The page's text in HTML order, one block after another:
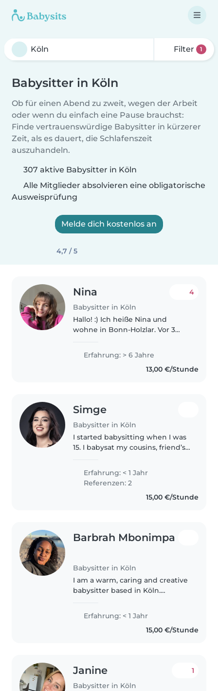
Filter 1
Babysitter in Köln
Ob für einen Abend zu zweit, wegen der Arbeit
oder wenn du einfach eine Pause brauchst:
Finde vertrauenswürdige Babysitter in kürzerer
Zeit, als es dauert, die Schlafenszeit
auszuhandeln.
307 aktive Babysitter in Köln
Alle Mitglieder absolvieren eine obligatorische
Ausweisprüfung
Melde dich kostenlos an
4,7 / 5
Nina
Babysitter in Köln
4
Hallo! :) Ich heiße Nina und
wohne in Bonn-Holzlar. Vor 3
gemacht und im Anschluss ein
FSJ an einer Grundschule
absolviert. Seit Oktobet '24
Erfahrung: > 6 Jahre
13,00 €/Stunde
Simge
Babysitter in Köln
I started babysitting when I was
15. I babysat my cousins, friend’s
music student. In my free time I
would like to babysit,..
Erfahrung: < 1 Jahr
Referenzen: 2
15,00 €/Stunde
Barbrah Mbonimpa
Babysitter in Köln
I am a warm, caring and creative
babysitter based in Köln.
have been nurturing and caring
for my younger siblings, nieces
and nephews my whole life,..
Erfahrung: < 1 Jahr
15,00 €/Stunde
Janine
Babysitter in Köln
1